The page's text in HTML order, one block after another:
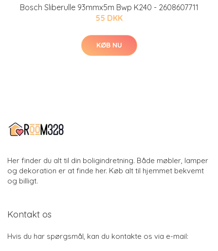
Bosch Sliberulle 93mmx5m Bwp K240 - 2608607711
55 DKK
KØB NU
Her finder du alt til din boligindretning. Både møbler, lamper
og dekoration er at finde her. Køb alt til hjemmet bekvemt
og billigt.
Kontakt os
Hvis du har spørgsmål, kan du kontakte os via e-mail: